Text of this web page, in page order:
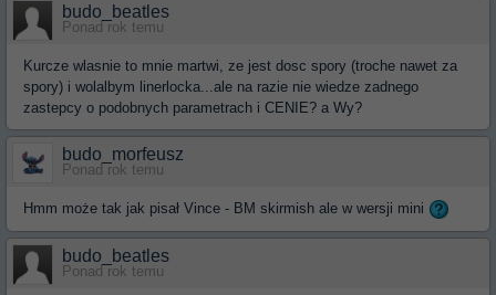
budo_beatles
Ponad rok temu
Kurcze wlasnie to mnie martwi, ze jest dosc spory (troche nawet za
spory) i wolalbym linerlocka...ale na razie nie wiedze zadnego
zastepcy o podobnych parametrach i CENIE? a Wy?
budo_morfeusz
Ponad rok temu
Hmm może tak jak pisał Vince - BM skirmish ale w wersji mini
budo_beatles
Ponad rok temu